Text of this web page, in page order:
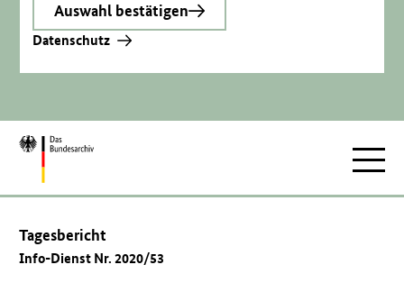
Auswahl bestätigen
Datenschutz
Zur
Tagesbericht
Info-Dienst Nr. 2020/53